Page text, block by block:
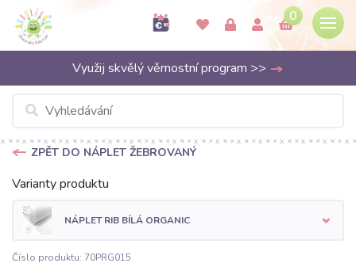
0
Využij skvělý věrnostní program >>
ZPĚT DO NÁPLET ŽEBROVANÝ
Varianty produktu
NÁPLET RIB BÍLÁ ORGANIC
Číslo produktu: 70PRG015